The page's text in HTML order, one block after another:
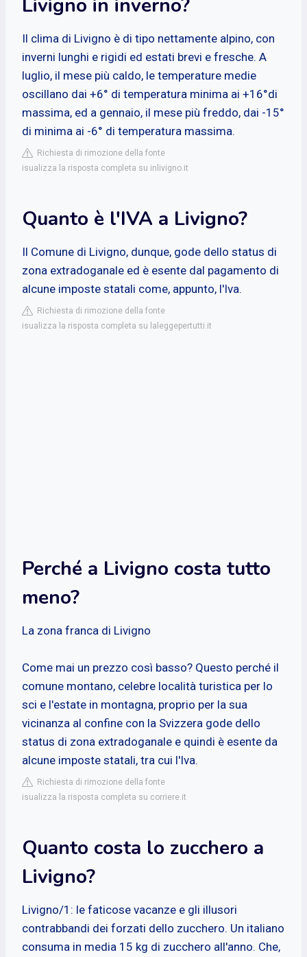
Livigno in inverno?
Il clima di Livigno è di tipo nettamente alpino, con
inverni lunghi e rigidi ed estati brevi e fresche. A
luglio, il mese più caldo, le temperature medie
oscillano dai +6° di temperatura minima ai +16°di
massima, ed a gennaio, il mese più freddo, dai -15°
di minima ai -6° di temperatura massima.
Richiesta di rimozione della fonte
isualizza la risposta completa su inlivigno.it
Quanto è l'IVA a Livigno?
Il Comune di Livigno, dunque, gode dello status di
zona extradoganale ed è esente dal pagamento di
alcune imposte statali come, appunto, l'Iva.
Richiesta di rimozione della fonte
isualizza la risposta completa su laleggepertutti.it
Perché a Livigno costa tutto
meno?
La zona franca di Livigno
Come mai un prezzo così basso? Questo perché il
comune montano, celebre località turistica per lo
sci e l'estate in montagna, proprio per la sua
vicinanza al confine con la Svizzera gode dello
status di zona extradoganale e quindi è esente da
alcune imposte statali, tra cui l'Iva.
Richiesta di rimozione della fonte
isualizza la risposta completa su corriere.it
Quanto costa lo zucchero a
Livigno?
Livigno/1: le faticose vacanze e gli illusori
contrabbandi dei forzati dello zucchero. Un italiano
consuma in media 15 kg di zucchero all'anno. Che,